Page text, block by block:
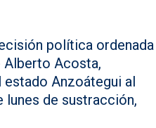
política ordenada
Alberto Acosta,
Anzoátegui al
lunes de sustracción,